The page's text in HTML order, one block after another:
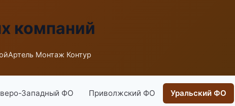
компаний
Монтаж Контур
Западный ФО Приволжский ФО Уральский ФО